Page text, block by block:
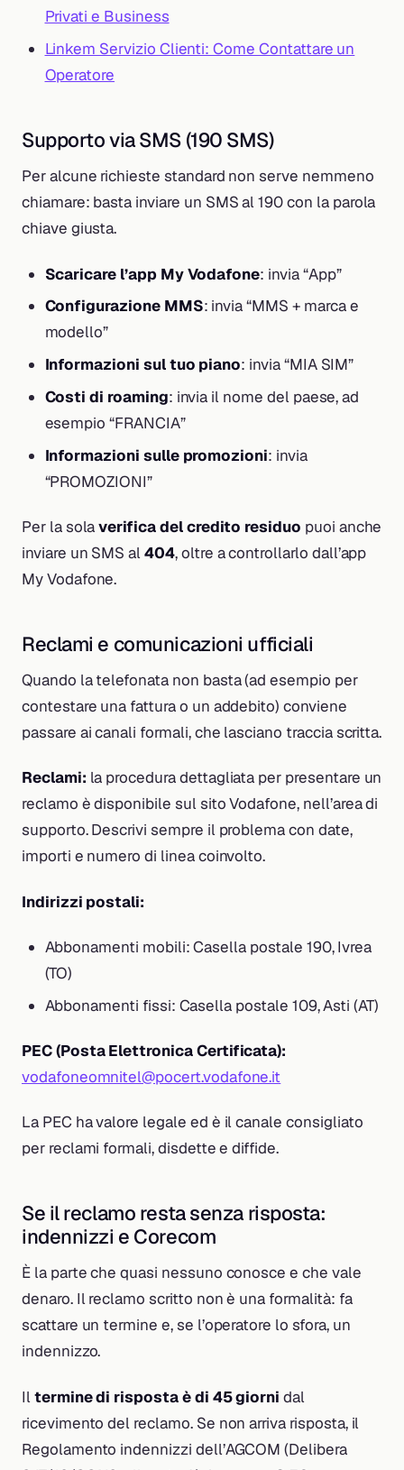
Privati e Business
Linkem Servizio Clienti: Come Contattare un
Operatore
Supporto via SMS (190 SMS)
Per alcune richieste standard non serve nemmeno
chiamare: basta inviare un SMS al 190 con la parola
chiave giusta.
Scaricare l’app My Vodafone: invia “App”
Configurazione MMS: invia “MMS + marca e
modello”
Informazioni sul tuo piano: invia “MIA SIM”
Costi di roaming: invia il nome del paese, ad
esempio “FRANCIA”
Informazioni sulle promozioni: invia
“PROMOZIONI”
Per la solaverifica del credito residuo puoi anche
inviare un SMS al404, oltre a controllarlo dall’app
My Vodafone.
Reclami e comunicazioni ufficiali
Quando la telefonata non basta (ad esempio per
contestare una fattura o un addebito) conviene
passare ai canali formali, che lasciano traccia scritta.
Reclami: la procedura dettagliata per presentare un
reclamo è disponibile sul sito Vodafone, nell’area di
supporto. Descrivi sempre il problema con date,
importi e numero di linea coinvolto.
Indirizzi postali:
Abbonamenti mobili: Casella postale 190, Ivrea
(TO)
Abbonamenti fissi: Casella postale 109, Asti (AT)
PEC (Posta Elettronica Certificata):
vodafoneomnitel@pocert.vodafone.it
La PEC ha valore legale ed è il canale consigliato
per reclami formali, disdette e diffide.
Se il reclamo resta senza risposta:
indennizzi e Corecom
È la parte che quasi nessuno conosce e che vale
denaro. Il reclamo scritto non è una formalità: fa
scattare un termine e, se l’operatore lo sfora, un
indennizzo.
Iltermine di risposta è di 45 giorni dal
ricevimento del reclamo. Se non arriva risposta, il
Regolamento indennizzi dell’AGCOM (Delibera